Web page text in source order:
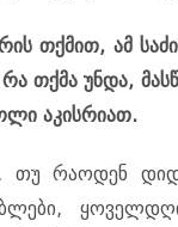
თქმით, ამ
რა თქმა უნდა,
აკის­რი­ათ.
თუ რა­ო­დენ